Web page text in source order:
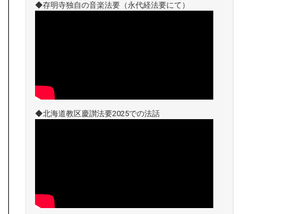
◆存明寺独自の音楽法要（永代経法要にて）
◆北海道教区慶讃法要2025での法話